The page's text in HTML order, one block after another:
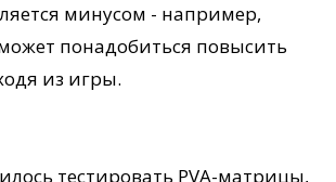
минусом - например,
понадобиться повысить
из игры.
тестировать PVA-матрицы,